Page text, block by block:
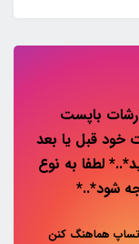
باپست
خود قبل یا بعد
لطفا به نوع
شود*..*
هماهنگ کنن